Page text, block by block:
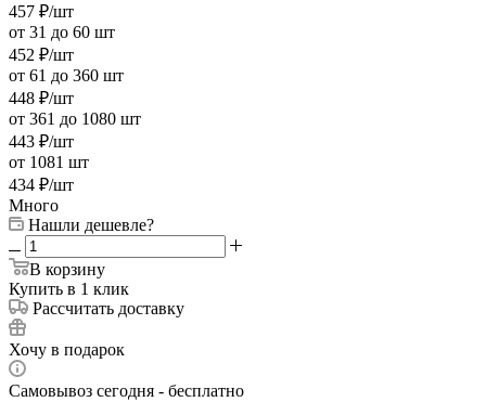
457 ₽/шт
от 31 до 60 шт
452 ₽/шт
от 61 до 360 шт
448 ₽/шт
от 361 до 1080 шт
443 ₽/шт
от 1081 шт
434 ₽/шт
Много
Нашли дешевле?
В корзину
Купить в 1 клик
Рассчитать доставку
Хочу в подарок
Самовывоз сегодня - бесплатно